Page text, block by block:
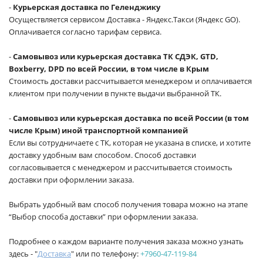
- Курьерская доставка по Геленджику
Осуществляется сервисом Доставка - Яндекс.Такси (Яндекс GO).
Оплачивается согласно тарифам сервиса.
-Самовывоз или курьерская доставка ТК СДЭК, GTD,
Boxberry, DPD по всей России, в том числе в Крым
Стоимость доставки рассчитывается менеджером и оплачивается
клиентом при получении в пункте выдачи выбранной ТК.
-Самовывоз или курьерская доставка по всей России (в том
числе Крым) иной транспортной компанией
Если вы сотрудничаете с ТК, которая не указана в списке, и хотите
доставку удобным вам способом. Способ доставки
согласовывается с менеджером и рассчитывается стоимость
доставки при оформлении заказа.
Выбрать удобный вам способ получения товара можно на этапе
“Выбор способа доставки” при оформлении заказа.
Подробнее о каждом варианте получения заказа можно узнать
здесь - "Доставка" или по телефону:+7960-47-119-84